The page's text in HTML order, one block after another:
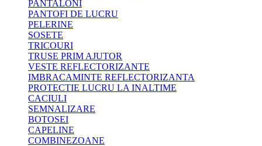
PANTALONI
PANTOFI DE LUCRU
PELERINE
SOSETE
TRICOURI
TRUSE PRIM AJUTOR
VESTE REFLECTORIZANTE
IMBRACAMINTE REFLECTORIZANTA
PROTECTIE LUCRU LA INALTIME
CACIULI
SEMNALIZARE
BOTOSEI
CAPELINE
COMBINEZOANE